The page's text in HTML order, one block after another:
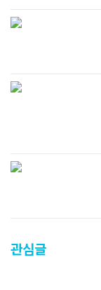
관심글